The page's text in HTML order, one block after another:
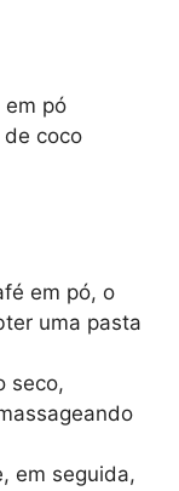
em pó
coco
em pó, o
uma pasta
seco,
em seguida,